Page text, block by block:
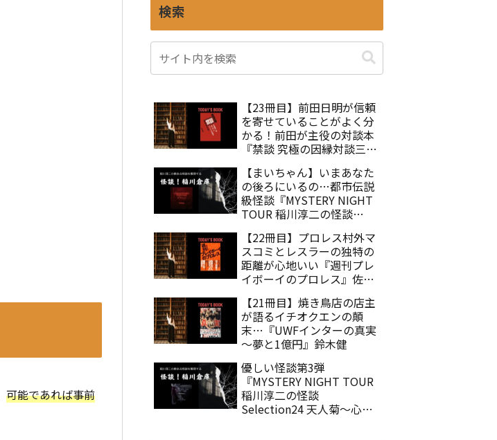
可能であれば事前
検索
【23冊目】前田日明が信頼
を寄せていることがよく分
かる！前田が主役の対談本
『禁談 究極の因縁対談三本
【まいちゃん】いまあなた
の後ろにいるの…都市伝説
級怪談『MYSTERY NIGHT
TOUR 稲川淳二の怪談
【22冊目】プロレス村外マ
スコミとレスラーの独特の
距離が心地いい『週刊プレ
イボーイのプロレス』佐々
【21冊目】焼き鳥店の店主
が語るイチオクエンの顛
末…『UWFインターの真実
～夢と1億円』鈴木健
優しい怪談第3弾
『MYSTERY NIGHT TOUR
稲川淳二の怪談
Selection24 天人菊～心を